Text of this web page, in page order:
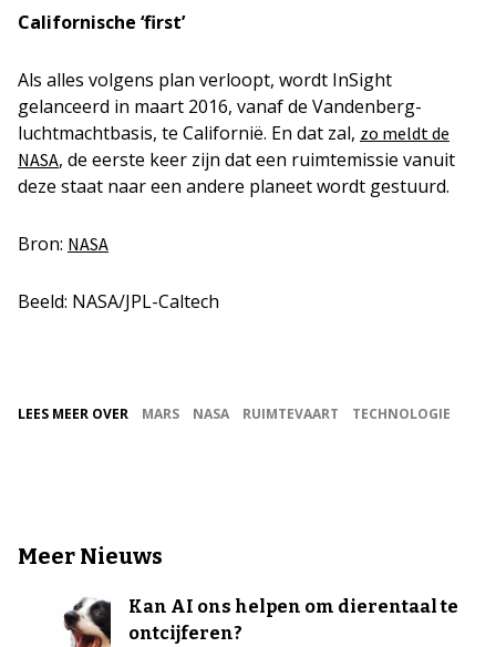
Californische ‘first’
Als alles volgens plan verloopt, wordt InSight
gelanceerd in maart 2016, vanaf de Vandenberg-
luchtmachtbasis, te Californië. En dat zal, zo meldt de
NASA, de eerste keer zijn dat een ruimtemissie vanuit
deze staat naar een andere planeet wordt gestuurd.
Bron: NASA
Beeld: NASA/JPL-Caltech
LEES MEER OVER MARS NASA RUIMTEVAART TECHNOLOGIE
Meer Nieuws
Kan AI ons helpen om dierentaal te
ontcijferen?